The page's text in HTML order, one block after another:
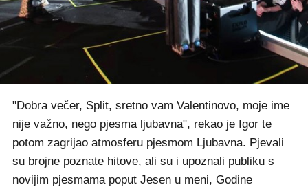
"Dobra večer, Split, sretno vam Valentinovo, moje ime
nije važno, nego pjesma ljubavna", rekao je Igor te
potom zagrijao atmosferu pjesmom Ljubavna. Pjevali
su brojne poznate hitove, ali su i upoznali publiku s
novijim pjesmama poput Jesen u meni, Godine